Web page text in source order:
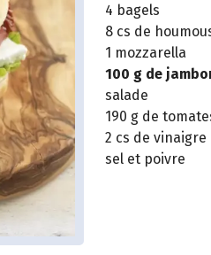
4 bagels
8 cs de
1 mozzarella
100 g de
salade
190 g de
2 cs de
sel et poivre